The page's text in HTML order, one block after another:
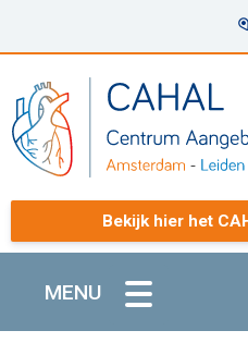
Bekijk hier het
MENU